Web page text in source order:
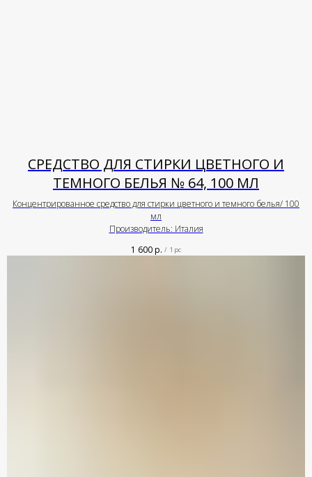
СРЕДСТВО ДЛЯ СТИРКИ ЦВЕТНОГО И
ТЕМНОГО БЕЛЬЯ № 64, 100 МЛ
Концентрированное средство для стирки цветного и темного белья/ 100
мл
Производитель: Италия
1 600р. / 1 pc